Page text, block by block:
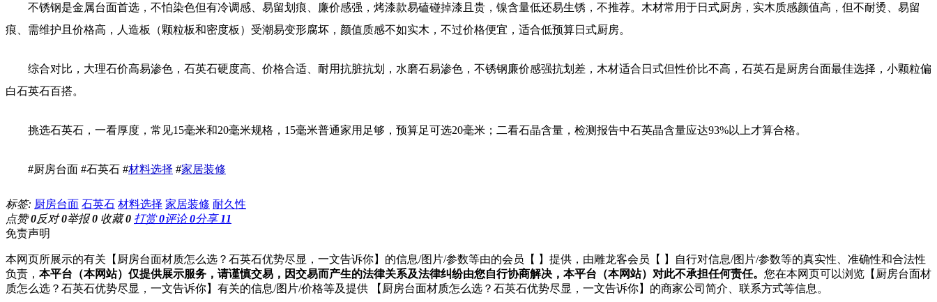
不锈钢是金属台面首选，不怕染色但有冷调感、易留划痕、廉价感强，烤漆款易磕碰掉漆且贵，镍含量低还易生锈，不推荐。木材常用于日式厨房，实木质感颜值高，但不耐烫、易留
痕、需维护且价格高，人造板（颗粒板和密度板）受潮易变形腐坏，颜值质感不如实木，不过价格便宜，适合低预算日式厨房。
综合对比，大理石价高易渗色，石英石硬度高、价格合适、耐用抗脏抗划，水磨石易渗色，不锈钢廉价感强抗划差，木材适合日式但性价比不高，石英石是厨房台面最佳选择，小颗粒偏
白石英石百搭。
挑选石英石，一看厚度，常见15毫米和20毫米规格，15毫米普通家用足够，预算足可选20毫米；二看石晶含量，检测报告中石英晶含量应达93%以上才算合格。
#厨房台面 #石英石 #材料选择 #家居装修
标签: 厨房台面 石英石 材料选择 家居装修 耐久性
点赞0反对0举报0 收藏0 打赏0评论0分享 11
免责声明
本网页所展示的有关【厨房台面材质怎么选？石英石优势尽显，一文告诉你】的信息/图片/参数等由的会员【 】提供，由雕龙客会员【 】自行对信息/图片/参数等的真实性、准确性和合法性
负责， 本平台（本网站）仅提供展示服务，请谨慎交易，因交易而产生的法律关系及法律纠纷由您自行协商解决，本平台（本网站）对此不承担任何责任。 您在本网页可以浏览【厨房台面材
质怎么选？石英石优势尽显，一文告诉你】有关的信息/图片/价格等及提供 【厨房台面材质怎么选？石英石优势尽显，一文告诉你】的商家公司简介、联系方式等信息。